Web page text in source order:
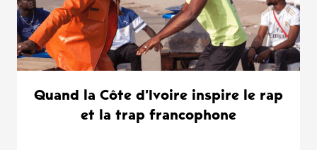
Quand la Côte d’Ivoire inspire le rap
et la trap francophone